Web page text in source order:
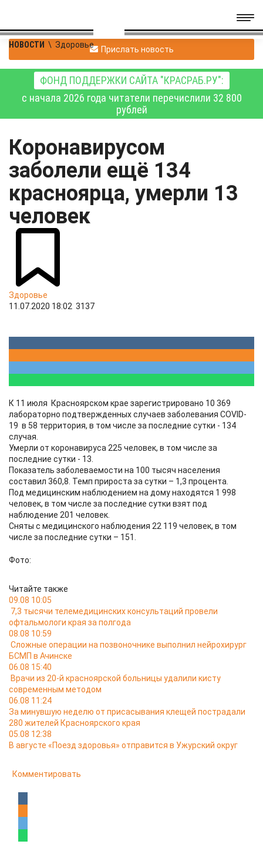
НОВОСТИ \ Здоровье Прислать новость
ФОНД ПОДДЕРЖКИ САЙТА "КРАСРАБ.РУ":
с начала 2026 года читатели перечислили 32 800
рублей
Коронавирусом
заболели ещё 134
красноярца, умерли 13
человек
Здоровье
11.07.2020 18:02 3137
К 11 июля Красноярском крае зарегистрировано 10 369
лабораторно подтвержденных случаев заболевания COVID-
19 в 58 территория, в том числе за последние сутки - 134
случая.
Умерли от коронавируса 225 человек, в том числе за
последние сутки - 13.
Показатель заболеваемости на 100 тысяч населения
составил 360,8. Темп прироста за сутки – 1,3 процента.
Под медицинским наблюдением на дому находятся 1 998
человек, в том числе за последние сутки взят под
наблюдение 201 человек.
Сняты с медицинского наблюдения 22 119 человек, в том
числе за последние сутки – 151.
Фото:
Читайте также
09.08 10:05
7,3 тысячи телемедицинских консультаций провели
офтальмологи края за полгода
08.08 10:59
Сложные операции на позвоночнике выполнил нейрохирург
БСМП в Ачинске
06.08 15:40
Врачи из 20-й красноярской больницы удалили кисту
современным методом
06.08 11:24
За минувшую неделю от присасывания клещей пострадали
280 жителей Красноярского края
05.08 12:38
В августе «Поезд здоровья» отправится в Ужурский округ
Комментировать